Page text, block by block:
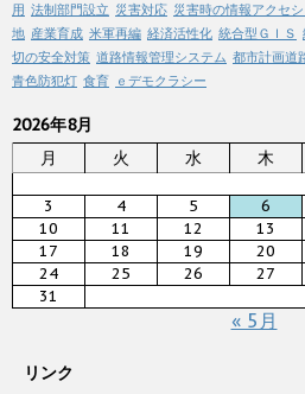
用 法制部門設立 災害対応 災害時の情報アクセ
地 産業育成 米軍再編 経済活性化 統合型ＧＩＳ
切の安全対策 道路情報管理システム 都市計画道
青色防犯灯 食育 ｅデモクラシー
2026年8月
月
火 水 木
3
4 5 6
10
11 12 13
17
18 19 20
24
25 26 27
31
« 5月
リンク